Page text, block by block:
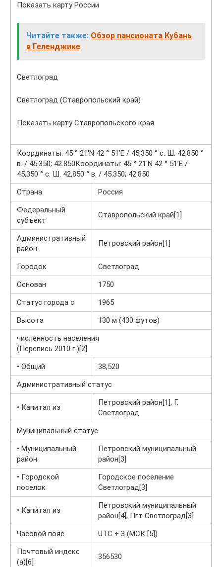
Показать карту России
Читайте также: Обзор пансионата Кубань
в Геленджике
Светлоград
Светлоград (Ставропольский край)
Показать карту Ставропольского края
Координаты: 45 ° 21′N 42 ° 51’E / 45,350 ° с. Ш. 42,850 °
в. / 45.350; 42.850Координаты: 45 ° 21′N 42 ° 51’E /
45,350 ° с. Ш. 42,850 ° в. / 45.350; 42.850
Страна
Россия
Федеральный
субъект
Ставропольский край[1]
Административный
район
Петровский район[1]
Городок
Светлоград
Основан
1750
Статус города с
1965
Высота
130 м (430 футов)
численность населения
(Перепись 2010 г.)[2]
• Общий
38,520
Административный статус
• Капитал из
Петровский район[1], Г.
Светлоград
Муниципальный статус
• Муниципальный
район
Петровский муниципальный
район[3]
• Городской
поселок
Городское поселение
Светлоград[3]
• Капитал из
Петровский муниципальный
район[4], Пгт Светлоград[3]
Часовой пояс
UTC + 3 (МСК [5])
Почтовый индекс
(а)[6]
356530